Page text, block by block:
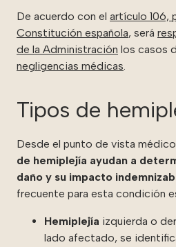
De acuerdo con el artículo 106,
Constitución española, será
de la Administración los casos
negligencias médicas.
Tipos de
Desde el punto de vista
de hemiplejía ayudan a
daño y su impacto
frecuente para esta condición
Hemiplejía izquierda o
lado afectado, se